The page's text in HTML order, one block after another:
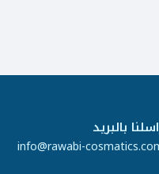
بالبريد
info@rawabi-